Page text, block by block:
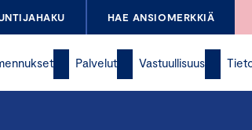
HAE ANSIOMERKKIÄ
Palvelut Vastuullisuus